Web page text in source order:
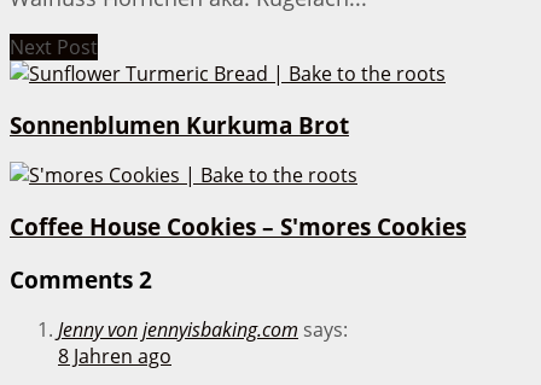
Next Post
Sonnenblumen Kurkuma Brot
Coffee House Cookies – S'mores Cookies
Comments 2
Jenny von jennyisbaking.com says:
8 Jahren ago